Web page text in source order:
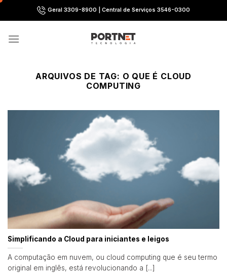
Skip
to
Geral 3309-8900 | Central de Serviços 3546-0300
ARQUIVOS DE TAG: O QUE É CLOUD
COMPUTING
Simplificando a Cloud para iniciantes e leigos
A computação em nuvem, ou cloud computing que é seu termo
original em inglês, está revolucionando a [...]